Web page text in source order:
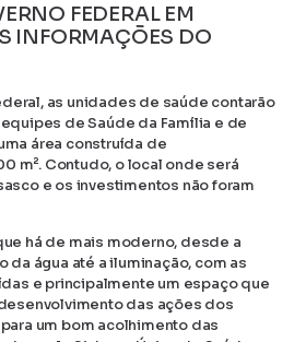
FEDERAL EM
INFORMAÇÕES DO
as unidades de saúde contarão
de Saúde da Família e de
área construída de
m². Contudo, o local onde será
e os investimentos não foram
há de mais moderno, desde a
da água até a iluminação, com as
e principalmente um espaço que
das ações dos
um bom acolhimento das